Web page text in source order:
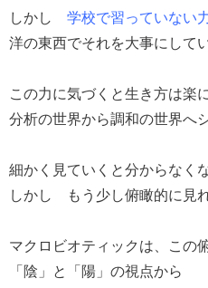
しかし 学校で習っていない
洋の東西でそれを大事にして
この力に気づくと生き方は楽
分析の世界から調和の世界へ
細かく見ていくと分からなく
しかし もう少し俯瞰的に見
マクロビオティックは、この
「陰」と「陽」の視点から